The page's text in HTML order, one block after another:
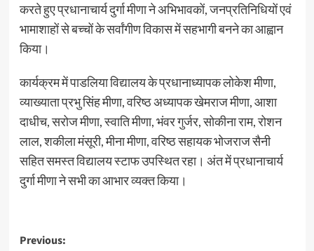
करते हुए प्रधानाचार्य दुर्गा मीणा ने अभिभावकों, जनप्रतिनिधियों एवं
भामाशाहों से बच्चों के सर्वांगीण विकास में सहभागी बनने का आह्वान
किया।
कार्यक्रम में पाडलिया विद्यालय के प्रधानाध्यापक लोकेश मीणा,
व्याख्याता प्रभु सिंह मीणा, वरिष्ठ अध्यापक खेमराज मीणा, आशा
दाधीच, सरोज मीणा, स्वाति मीणा, भंवर गुर्जर, सोकीना राम, रोशन
लाल, शकीला मंसूरी, मीना मीणा, वरिष्ठ सहायक भोजराज सैनी
सहित समस्त विद्यालय स्टाफ उपस्थित रहा। अंत में प्रधानाचार्य
दुर्गा मीणा ने सभी का आभार व्यक्त किया।
Previous: